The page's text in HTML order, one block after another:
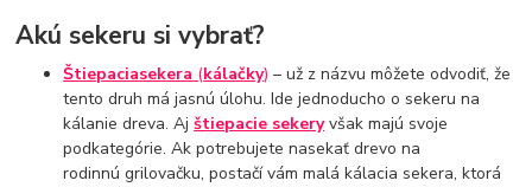
Akú sekeru si vybrať?
Štiepaciasekera (kálačky) – už z názvu môžete odvodiť, že
tento druh má jasnú úlohu. Ide jednoducho o sekeru na
kálanie dreva. Ajštiepacie sekeryvšak majú svoje
podkategórie. Ak potrebujete nasekať drevo na
rodinnú grilovačku, postačí vám malá kálacia sekera, ktorá